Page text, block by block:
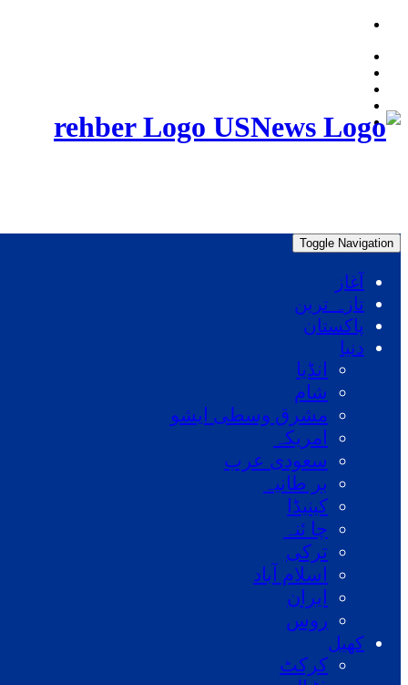
rehber Logo
Toggle Navigation
آغاز
تازہ ترین
پاکستان
دنیا
انڈیا
شام
مشرق وسطی ایشو
امریکہ
سعودی عرب
بر طانیہ
کینیڈا
چا ئنہ
ترکی
اسلام آباد
ایران
روس
کھیل
کرکٹ